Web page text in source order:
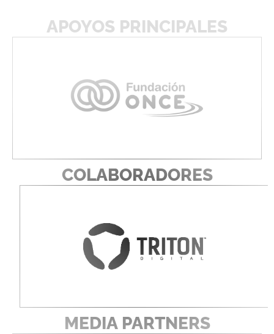
APOYOS PRINCIPALES
COLABORADORES
MEDIA PARTNERS